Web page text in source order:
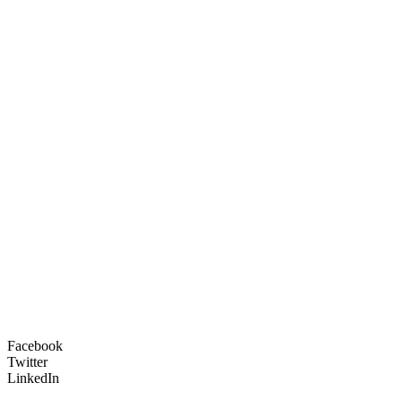
Facebook
Twitter
LinkedIn